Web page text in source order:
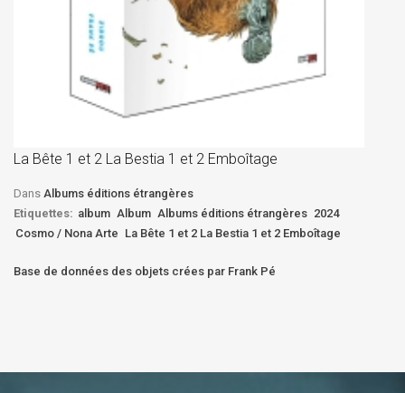
La Bête 1 et 2 La Bestia 1 et 2 Emboîtage
Dans Albums éditions étrangères
Etiquettes: album Album Albums éditions étrangères 2024
Cosmo / Nona Arte La Bête 1 et 2 La Bestia 1 et 2 Emboîtage
Base de données des objets crées par Frank Pé